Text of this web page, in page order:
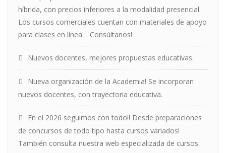
híbrida, con precios inferiores a la modalidad presencial.
Los cursos comerciales cuentan con materiales de apoyo
para clases en línea… Consúltanos!
Nuevos docentes, mejores propuestas educativas.
Nueva organización de la Academia! Se incorporan
nuevos docentes, con trayectoria educativa.
En el 2026 seguimos con todo!! Desde preparaciones
de concursos de todo tipo hasta cursos variados!
También consulta nuestra web especializada de cursos: